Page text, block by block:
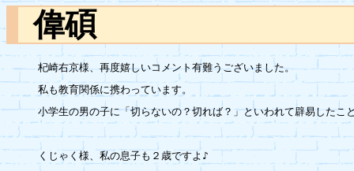
偉碩
杞崎右京様、再度嬉しいコメント有難うございました。
私も教育関係に携わっています。
小学生の男の子に「切らないの？切れば？」といわれて辟易したこ
くじゃく様、私の息子も２歳ですよ♪